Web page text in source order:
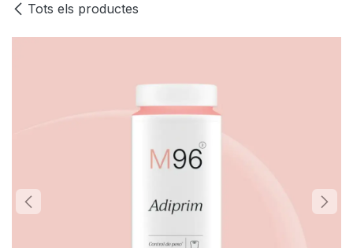
Tots els productes